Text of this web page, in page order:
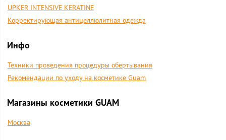
UPKER INTENSIVE KERATINE
Корректирующая антицеллюлитная одежда
Инфо
Техники проведения процедуры обертывания
Рекомендации по уходу на косметике Guam
Магазины косметики GUAM
Москва